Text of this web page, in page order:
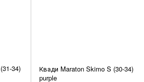
34)
Квади Maraton Skimo S (30-34)
purple